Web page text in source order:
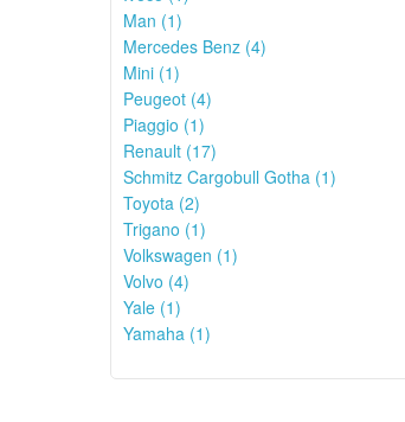
Man (1)
Mercedes Benz (4)
Mini (1)
Peugeot (4)
Piaggio (1)
Renault (17)
Schmitz Cargobull Gotha (1)
Toyota (2)
Trigano (1)
Volkswagen (1)
Volvo (4)
Yale (1)
Yamaha (1)